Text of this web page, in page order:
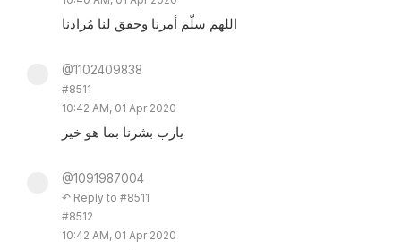
اللهم سلّم أمرنا وحقق لنا مُرادنا
@1102409838
#8511
10:42 AM, 01 Apr 2020
يارب بشرنا بما هو خير
@1091987004
↶ Reply to #8511
#8512
10:42 AM, 01 Apr 2020